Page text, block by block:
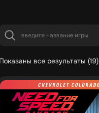
Показаны все результаты (19)